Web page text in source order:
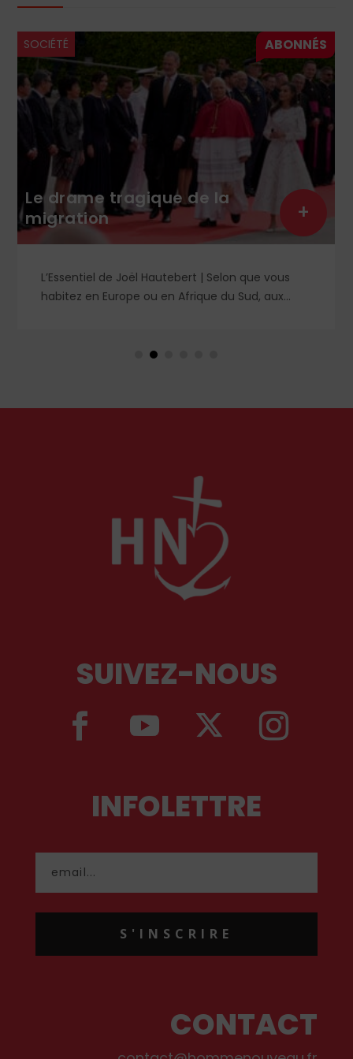
SOCIÉTÉ
Le drame tragique de la
migration
L’Essentiel de Joël Hautebert | Selon que vous
habitez en Europe ou en Afrique du Sud, aux
événements aux Pays-Bas ou en Irlande
comme l'a rappelé Léon XIV récemment.
+
SUIVEZ-NOUS
INFOLETTRE
S'INSCRIRE
CONTACT